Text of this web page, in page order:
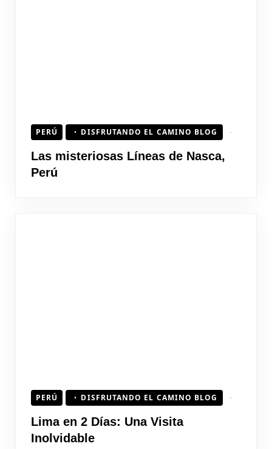
PERÚ DISFRUTANDO EL CAMINO BLOG
Las misteriosas Líneas de Nasca,
Perú
PERÚ DISFRUTANDO EL CAMINO BLOG
Lima en 2 Días: Una Visita
Inolvidable